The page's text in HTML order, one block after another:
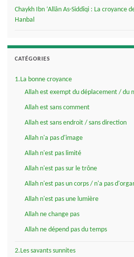
Chaykh Ibn ‘Allân As-Siddîqi : La croyance
Hanbal
CATÉGORIES
1.La bonne croyance
Allah est exempt du déplacement / du
Allah est sans comment
Allah est sans endroit / sans direction
Allah n'a pas d'image
Allah n'est pas limité
Allah n'est pas sur le trône
Allah n'est pas un corps / n'a pas
Allah n'est pas une lumière
Allah ne change pas
Allah ne dépend pas du temps
2.Les savants sunnites